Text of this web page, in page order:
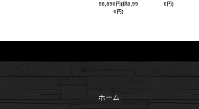
98,890円(税8,99
0円)
0円)
ホーム